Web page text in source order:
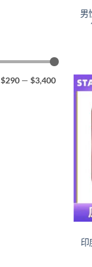
$290 — $3,400
男
印